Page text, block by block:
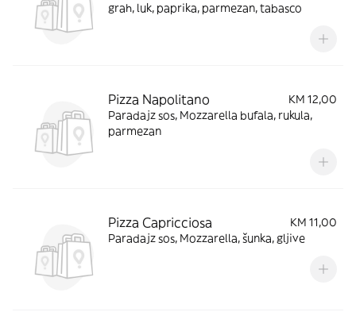
grah, luk, paprika, parmezan, tabasco
Pizza Napolitano
KM 12,00
Paradajz sos, Mozzarella bufala, rukula,
parmezan
Pizza Capricciosa
KM 11,00
Paradajz sos, Mozzarella, šunka, gljive